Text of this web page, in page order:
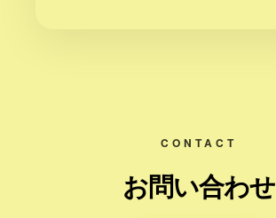
CONTACT
お問い合わせ